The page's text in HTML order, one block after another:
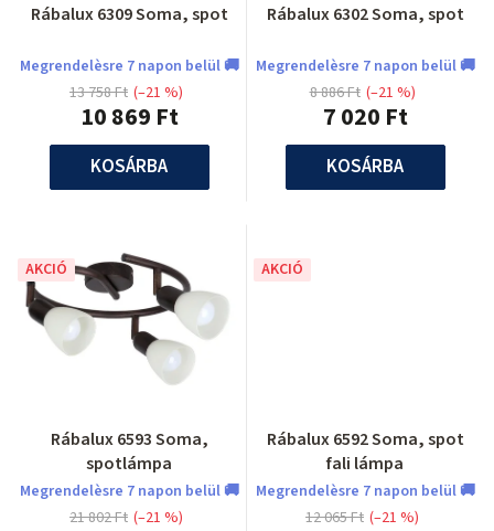
Rábalux 6309 Soma, spot
Megrendelèsre 7 napon belül 🚚
10 869 Ft
13 758 Ft (–21 %)
KOSÁRBA
Rábalux 6302 Soma, spot
Megrendelèsre 7 napon belül 🚚
7 020 Ft
8 886 Ft (–21 %)
KOSÁRBA
AKCIÓ
Rábalux 6593 Soma,
spotlámpa
Megrendelèsre 7 napon belül 🚚
21 802 Ft (–21 %)
AKCIÓ
Rábalux 6592 Soma, spot
fali lámpa
Megrendelèsre 7 napon belül 🚚
12 065 Ft (–21 %)